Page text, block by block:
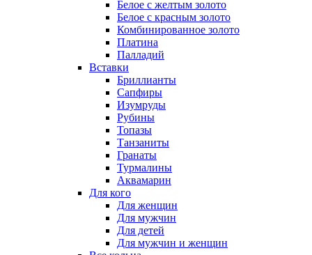
Белое с желтым золото
Белое с красным золото
Комбинированное золото
Платина
Палладий
Вставки
Бриллианты
Сапфиры
Изумруды
Рубины
Топазы
Танзаниты
Гранаты
Турмалины
Аквамарин
Для кого
Для женщин
Для мужчин
Для детей
Для мужчин и женщин